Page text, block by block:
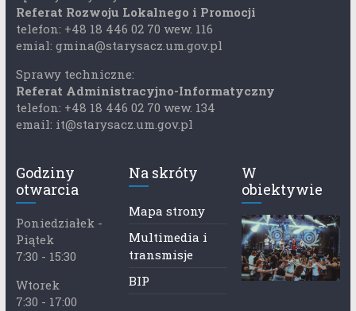
Referat Rozwoju Lokalnego i Promocji
telefon: +48 18 446 02 70 wew. 116
emial: gmina@starysacz.um.gov.pl
Sprawy techniczne:
Referat Administracyjno-Informatyczny
telefon: +48 18 446 02 70 wew. 134
email: it@starysacz.um.gov.pl
Godziny
otwarcia
Poniedziałek -
Piątek
7:30 - 15:30
Wtorek
7:30 - 17:00
Na skróty
Mapa strony
Multimedia i
transmisje
BIP
W
obiektywie